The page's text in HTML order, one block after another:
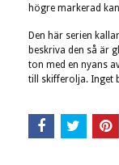
högre markerad
Den här serien
beskriva den så är
ton med en nyans
till skifferolja. Inget